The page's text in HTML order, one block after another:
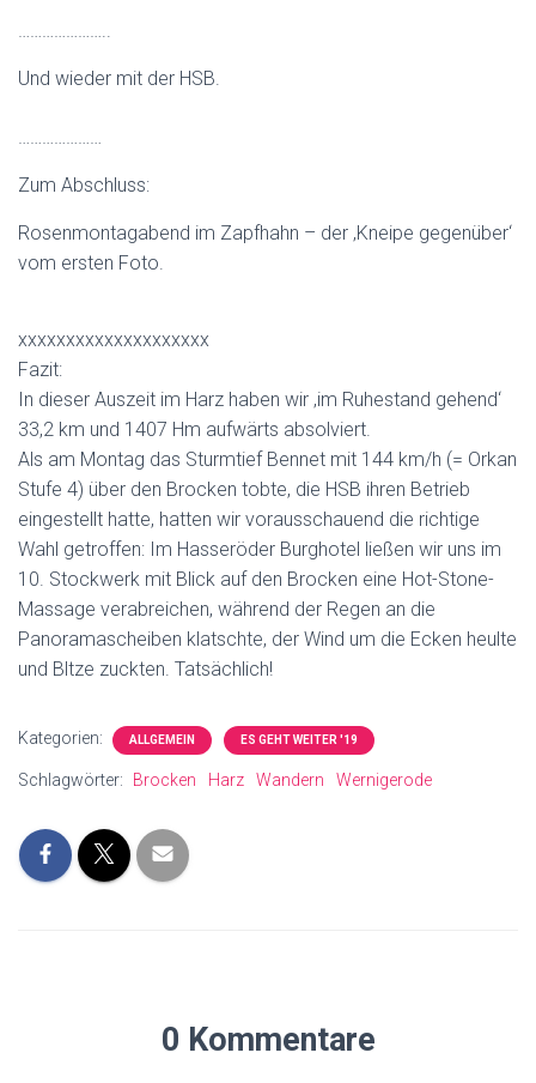
…………………..
Und wieder mit der HSB.
…………………
Zum Abschluss:
Rosenmontagabend im Zapfhahn – der ‚Kneipe gegenüber‘
vom ersten Foto.
xxxxxxxxxxxxxxxxxxxx
Fazit:
In dieser Auszeit im Harz haben wir ‚im Ruhestand gehend‘
33,2 km und 1407 Hm aufwärts absolviert.
Als am Montag das Sturmtief Bennet mit 144 km/h (= Orkan
Stufe 4) über den Brocken tobte, die HSB ihren Betrieb
eingestellt hatte, hatten wir vorausschauend die richtige
Wahl getroffen: Im Hasseröder Burghotel ließen wir uns im
10. Stockwerk mit Blick auf den Brocken eine Hot-Stone-
Massage verabreichen, während der Regen an die
Panoramascheiben klatschte, der Wind um die Ecken heulte
und Bltze zuckten. Tatsächlich!
Kategorien: ALLGEMEIN ES GEHT WEITER '19
Schlagwörter: Brocken Harz Wandern Wernigerode
0 Kommentare